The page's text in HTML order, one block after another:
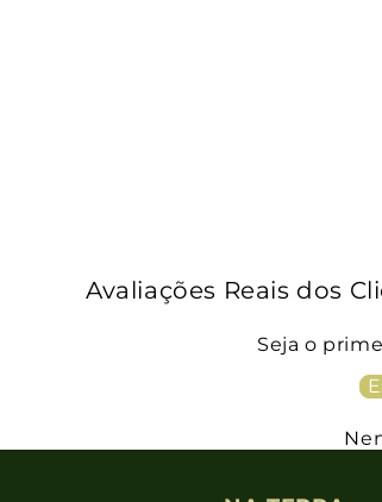
Avaliações Reais dos
Seja o